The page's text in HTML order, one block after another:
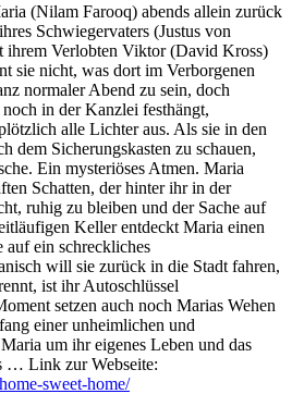
(Nilam Farooq) abends allein zurück
Schwiegervaters (Justus von
ihrem Verlobten Viktor (David Kross)
sie nicht, was dort im Verborgenen
normaler Abend zu sein, doch
in der Kanzlei festhängt,
alle Lichter aus. Als sie in den
dem Sicherungskasten zu schauen,
Ein mysteriöses Atmen. Maria
Schatten, der hinter ihr in der
ruhig zu bleiben und der Sache auf
Keller entdeckt Maria einen
auf ein schreckliches
will sie zurück in die Stadt fahren,
ist ihr Autoschlüssel
setzen auch noch Marias Wehen
einer unheimlichen und
um ihr eigenes Leben und das
… Link zur Webseite:
sweet-home/